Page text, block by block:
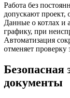
Работа без
допускают проект,
Данные о котлах и
графику, при
Автоматизация
отменяет проверку
Безопасная
документы